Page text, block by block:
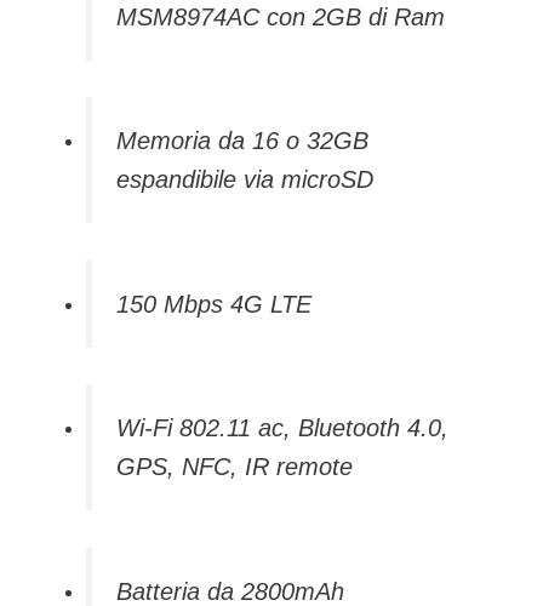
MSM8974AC con 2GB di Ram
Memoria da 16 o 32GB
espandibile via microSD
150 Mbps 4G LTE
Wi-Fi 802.11 ac, Bluetooth 4.0,
GPS, NFC, IR remote
Batteria da 2800mAh